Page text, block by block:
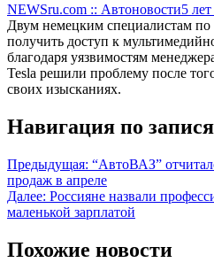
NEWSru.com :: Автоновости5
Двум немецким специалистам по
получить доступ к
благодаря уязвимостям
Tesla решили проблему после
своих изысканиях.
Навигация по
Предыдущая: “АвтоВАЗ”
продаж в апреле
Далее: Россияне назвали
маленькой зарплатой
Похожие новости